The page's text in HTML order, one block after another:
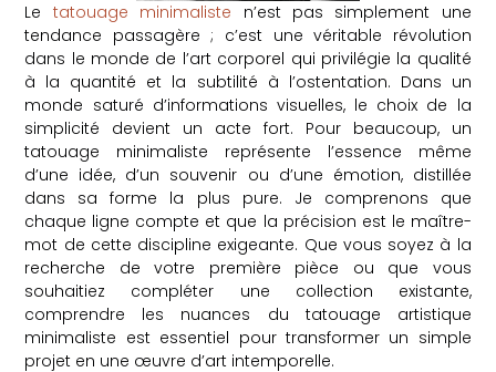
Le tatouage minimaliste n’est pas simplement une
tendance passagère ; c’est une véritable révolution
dans le monde de l’art corporel qui privilégie la qualité
à la quantité et la subtilité à l’ostentation. Dans un
monde saturé d’informations visuelles, le choix de la
simplicité devient un acte fort. Pour beaucoup, un
tatouage minimaliste représente l’essence même
d’une idée, d’un souvenir ou d’une émotion, distillée
dans sa forme la plus pure. Je comprenons que
chaque ligne compte et que la précision est le maître-
mot de cette discipline exigeante. Que vous soyez à la
recherche de votre première pièce ou que vous
souhaitiez compléter une collection existante,
comprendre les nuances du tatouage artistique
minimaliste est essentiel pour transformer un simple
projet en une œuvre d’art intemporelle.